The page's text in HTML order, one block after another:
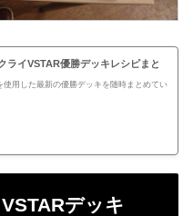
ライVSTAR優勝デッキレシピまと
使用した最新の優勝デッキを随時まとめてい
デッキ